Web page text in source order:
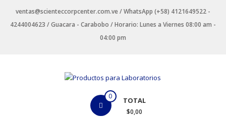
contenido
ventas@scienteccorpcenter.com.ve / WhatsApp (+58) 4121649522 -
4244004623 / Guacara - Carabobo / Horario: Lunes a Viernes 08:00 am -
04:00 pm
0 TOTAL
$0,00